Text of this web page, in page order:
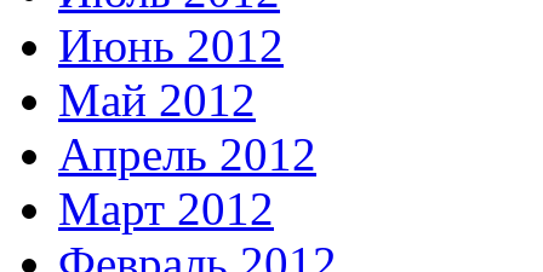
Июнь 2012
Май 2012
Апрель 2012
Март 2012